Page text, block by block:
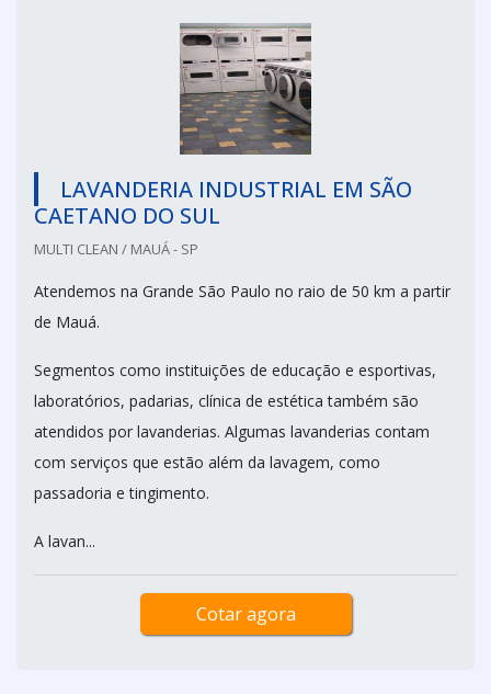
LAVANDERIA INDUSTRIAL EM SÃO
CAETANO DO SUL
MULTI CLEAN / MAUÁ - SP
Atendemos na Grande São Paulo no raio de 50 km a partir
de Mauá.
Segmentos como instituições de educação e esportivas,
laboratórios, padarias, clínica de estética também são
atendidos por lavanderias. Algumas lavanderias contam
com serviços que estão além da lavagem, como
passadoria e tingimento.
A lavan...
Cotar agora